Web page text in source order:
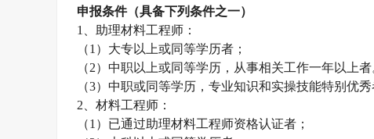
申报条件（具备下列条件之一）
1
、助理材料工程师：
（1 ）大专以上或同等学历者；
（2）中职以上或同等学历，从事相关工作一年以上者
（3）中职或同等学历，专业知识和实操技能特别优秀
2 、材料工程师：
（1 ）已通过助理材料工程师资格认证者；